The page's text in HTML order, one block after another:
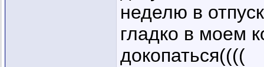
неделю в
гладко в моем
докопаться((((